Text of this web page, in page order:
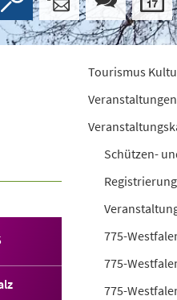
Tourismus
Veranstaltungen
Schützen-
775-
775-
775-